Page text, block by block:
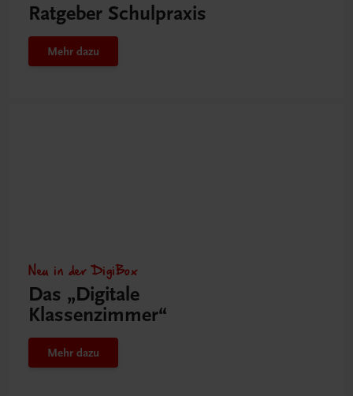
Ratgeber Schulpraxis
Mehr dazu
Neu in der DigiBox
Das „Digitale
Klassenzimmer“
Mehr dazu